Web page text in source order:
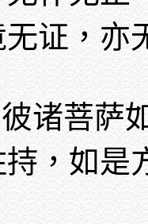
证，亦
诸菩萨
，如是